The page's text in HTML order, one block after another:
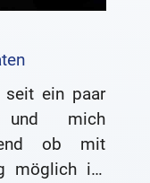
seit ein paar
und mich
ob mit
möglich ist